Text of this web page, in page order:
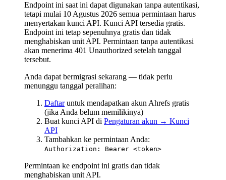
Endpoint ini saat ini dapat digunakan tanpa autentikasi,
tetapi mulai 10 Agustus 2026 semua permintaan harus
menyertakan kunci API. Kunci API tersedia gratis.
Endpoint ini tetap sepenuhnya gratis dan tidak
menghabiskan unit API. Permintaan tanpa autentikasi
akan menerima 401 Unauthorized setelah tanggal
tersebut.
Anda dapat bermigrasi sekarang — tidak perlu
menunggu tanggal peralihan:
Daftaruntuk mendapatkan akun Ahrefs gratis
(jika Anda belum memilikinya)
Buat kunci API di Pengaturan akun → Kunci
API
Tambahkan ke permintaan Anda:
Authorization: Bearer <token>
Permintaan ke endpoint ini gratis dan tidak
menghabiskan unit API.